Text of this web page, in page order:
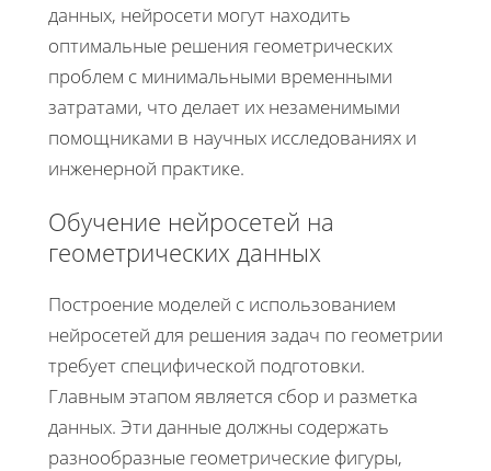
данных, нейросети могут находить
оптимальные решения геометрических
проблем с минимальными временными
затратами, что делает их незаменимыми
помощниками в научных исследованиях и
инженерной практике.
Обучение нейросетей на
геометрических данных
Построение моделей с использованием
нейросетей для решения задач по геометрии
требует специфической подготовки.
Главным этапом является сбор и разметка
данных. Эти данные должны содержать
разнообразные геометрические фигуры,